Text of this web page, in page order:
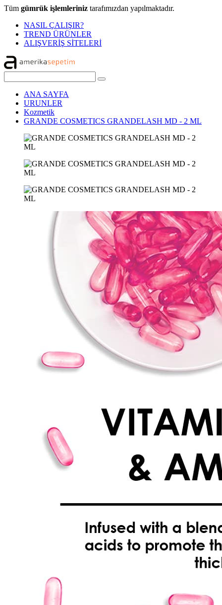
Tüm gümrük işlemleriniz tarafımızdan yapılmaktadır.
NASIL ÇALIŞIR?
TREND ÜRÜNLER
ALIŞVERİŞ SİTELERİ
ANA SAYFA
URUNLER
Kozmetik
GRANDE COSMETICS GRANDELASH MD - 2 ML